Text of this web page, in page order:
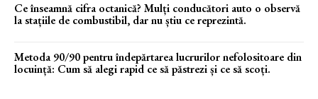
Ce înseamnă cifra octanică? Mulți conducători auto o observă
la stațiile de combustibil, dar nu știu ce reprezintă.
Metoda 90/90 pentru îndepărtarea lucrurilor nefolositoare din
locuință: Cum să alegi rapid ce să păstrezi și ce să scoți.